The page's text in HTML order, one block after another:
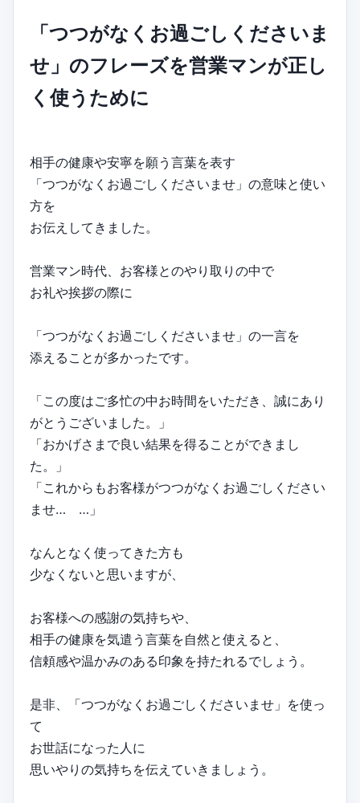
「つつがなくお過ごしくださいま
せ」のフレーズを営業マンが正し
く使うために
相手の健康や安寧を願う言葉を表す
「つつがなくお過ごしくださいませ」の意味と使い
方を
お伝えしてきました。
営業マン時代、お客様とのやり取りの中で
お礼や挨拶の際に
「つつがなくお過ごしくださいませ」の一言を
添えることが多かったです。
「この度はご多忙の中お時間をいただき、誠にあり
がとうございました。」
「おかげさまで良い結果を得ることができまし
た。」
「これからもお客様がつつがなくお過ごしください
ませ… …」
なんとなく使ってきた方も
少なくないと思いますが、
お客様への感謝の気持ちや、
相手の健康を気遣う言葉を自然と使えると、
信頼感や温かみのある印象を持たれるでしょう。
是非、「つつがなくお過ごしくださいませ」を使っ
て
お世話になった人に
思いやりの気持ちを伝えていきましょう。